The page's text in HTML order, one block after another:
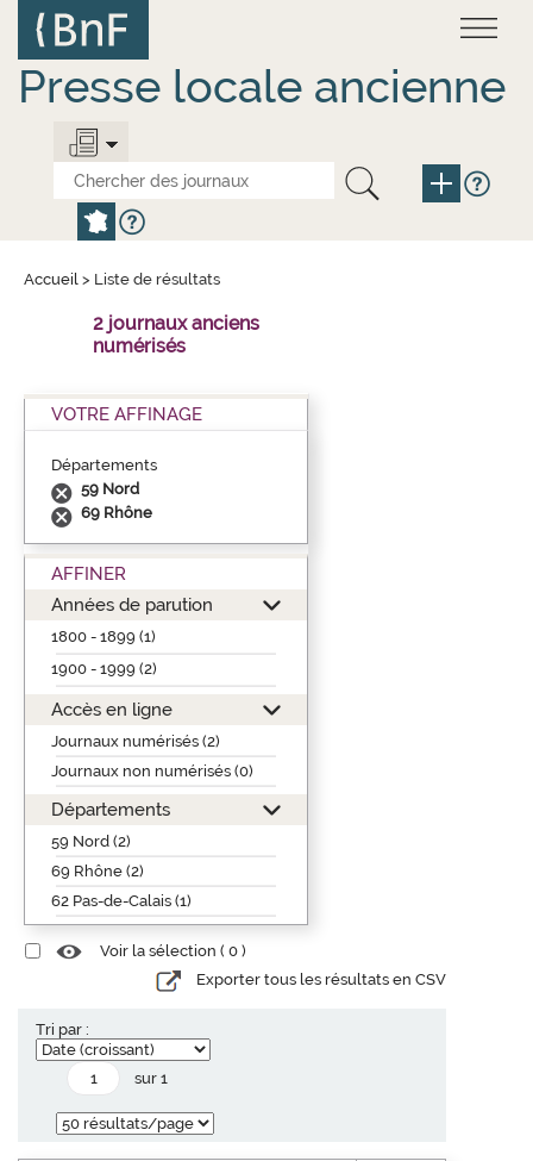
contenu
principal
Presse locale ancienne
Accueil > Liste de résultats
2 journaux anciens
numérisés
VOTRE AFFINAGE
Départements
59 Nord
69 Rhône
AFFINER
Années de parution
1800 - 1899 (1)
1900 - 1999 (2)
Accès en ligne
Journaux numérisés (2)
Journaux non numérisés (0)
Départements
59 Nord (2)
69 Rhône (2)
62 Pas-de-Calais (1)
Voir la sélection ( 0 )
Exporter tous les résultats en CSV
Tri par :
sur 1
Panneau de gestion des cookies